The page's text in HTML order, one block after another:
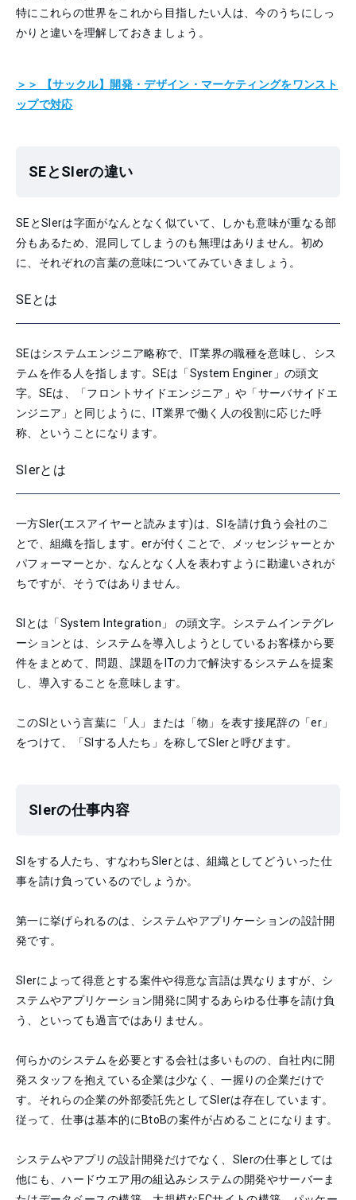
特にこれらの世界をこれから目指したい人は、今のうちにしっ
かりと違いを理解しておきましょう。
＞＞ 【サックル】開発・デザイン・マーケティングをワンスト
ップで対応
SEとSIerの違い
SEとSIerは字面がなんとなく似ていて、しかも意味が重なる部
分もあるため、混同してしまうのも無理はありません。初め
に、それぞれの言葉の意味についてみていきましょう。
SEとは
SEはシステムエンジニア略称で、IT業界の職種を意味し、シス
テムを作る人を指します。SEは「System Enginer」の頭文
字。SEは、「フロントサイドエンジニア」や「サーバサイドエ
ンジニア」と同じように、IT業界で働く人の役割に応じた呼
称、ということになります。
SIerとは
一方SIer(エスアイヤーと読みます)は、SIを請け負う会社のこ
とで、組織を指します。erが付くことで、メッセンジャーとか
パフォーマーとか、なんとなく人を表わすように勘違いされが
ちですが、そうではありません。
SIとは「System Integration」 の頭文字。システムインテグレ
ーションとは、システムを導入しようとしているお客様から要
件をまとめて、問題、課題をITの力で解決するシステムを提案
し、導入することを意味します。
このSIという言葉に「人」または「物」を表す接尾辞の「er」
をつけて、「SIする人たち」を称してSIerと呼びます。
SIerの仕事内容
SIをする人たち、すなわちSIerとは、組織としてどういった仕
事を請け負っているのでしょうか。
第一に挙げられるのは、システムやアプリケーションの設計開
発です。
SIerによって得意とする案件や得意な言語は異なりますが、シ
ステムやアプリケーション開発に関するあらゆる仕事を請け負
う、といっても過言ではありません。
何らかのシステムを必要とする会社は多いものの、自社内に開
発スタッフを抱えている企業は少なく、一握りの企業だけで
す。それらの企業の外部委託先としてSIerは存在しています。
従って、仕事は基本的にBtoBの案件が占めることになります。
システムやアプリの設計開発だけでなく、SIerの仕事としては
他にも、ハードウエア用の組込みシステムの開発やサーバーま